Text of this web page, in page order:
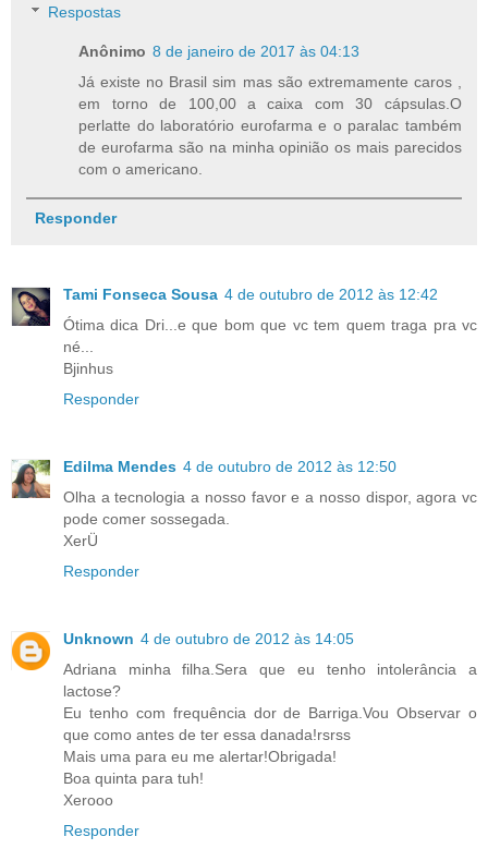
Respostas
Anônimo 8 de janeiro de 2017 às 04:13
Já existe no Brasil sim mas são extremamente caros ,
em torno de 100,00 a caixa com 30 cápsulas.O
perlatte do laboratório eurofarma e o paralac também
de eurofarma são na minha opinião os mais parecidos
com o americano.
Responder
Tami Fonseca Sousa 4 de outubro de 2012 às 12:42
Ótima dica Dri...e que bom que vc tem quem traga pra vc
né...
Bjinhus
Responder
Edilma Mendes 4 de outubro de 2012 às 12:50
Olha a tecnologia a nosso favor e a nosso dispor, agora vc
pode comer sossegada.
XerÜ
Responder
Unknown 4 de outubro de 2012 às 14:05
Adriana minha filha.Sera que eu tenho intolerância a
lactose?
Eu tenho com frequência dor de Barriga.Vou Observar o
que como antes de ter essa danada!rsrss
Mais uma para eu me alertar!Obrigada!
Boa quinta para tuh!
Xerooo
Responder